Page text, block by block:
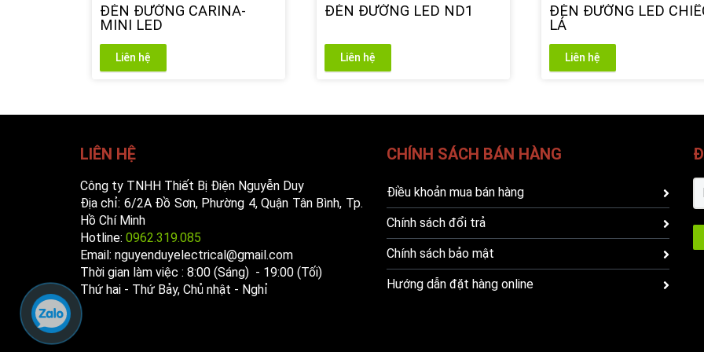
ĐÈN ĐƯỜNG CARINA-
MINI LED
Liên hệ
ĐÈN ĐƯỜNG LED ND1
Liên hệ
ĐÈN ĐƯỜNG LED
LÁ
Liên hệ
LIÊN HỆ
Công ty TNHH Thiết Bị Điện Nguyễn Duy
Địa chỉ: 6/2A Đồ Sơn, Phường 4, Quận Tân Bình, Tp.
Hồ Chí Minh
Hotline: 0962.319.085
Email: nguyenduyelectrical@gmail.com
Thời gian làm việc : 8:00 (Sáng) - 19:00 (Tối)
Thứ hai - Thứ Bảy, Chủ nhật - Nghỉ
CHÍNH SÁCH BÁN HÀNG
Điều khoản mua bán hàng
Chính sách đổi trả
Chính sách bảo mật
Hướng dẫn đặt hàng online